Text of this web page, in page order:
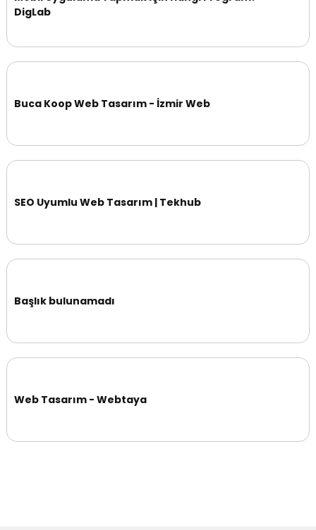
DigLab
Buca Koop Web Tasarım - İzmir Web
SEO Uyumlu Web Tasarım | Tekhub
Başlık bulunamadı
Web Tasarım - Webtaya